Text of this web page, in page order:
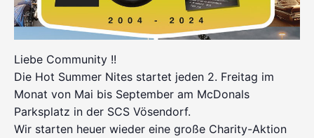
Liebe Community !!
Die Hot Summer Nites startet jeden 2. Freitag im
Monat von Mai bis September am McDonals
Parksplatz in der SCS Vösendorf.
Wir starten heuer wieder eine große Charity-Aktion